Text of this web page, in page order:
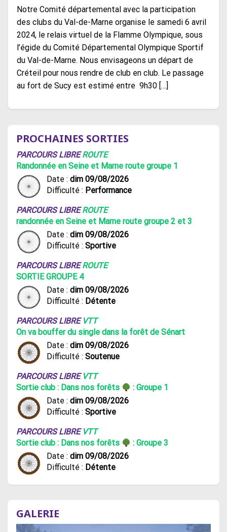
Notre Comité départemental avec la participation
des clubs du Val-de-Marne organise le samedi 6 avril
2024, le relais virtuel de la Flamme Olympique, sous
l’égide du Comité Départemental Olympique Sportif
du Val-de-Marne. Nous envisageons un départ de
Créteil pour nous rendre de club en club. Le passage
au fort de Sucy est estimé entre 9h30 […]
PROCHAINES SORTIES
PARCOURS LIBREROUTE
Randonnée en Seine et Marne route groupe 1
Date : dim 09/08/2026
Difficulté : Performance
PARCOURS LIBREROUTE
randonnée en Seine et Marne route groupe 2 et 3
Date : dim 09/08/2026
Difficulté : Sportive
PARCOURS LIBREROUTE
SORTIE GROUPE 4
Date : dim 09/08/2026
Difficulté : Détente
PARCOURS LIBRE VTT
On va bouffer du single dans la forêt de Sénart
Date : dim 09/08/2026
Difficulté : Soutenue
PARCOURS LIBRE VTT
Sortie club : Dans nos forêts
: Groupe 1
Date : dim 09/08/2026
Difficulté : Sportive
PARCOURS LIBRE VTT
Sortie club : Dans nos forêts
: Groupe 3
Date : dim 09/08/2026
Difficulté : Détente
GALERIE